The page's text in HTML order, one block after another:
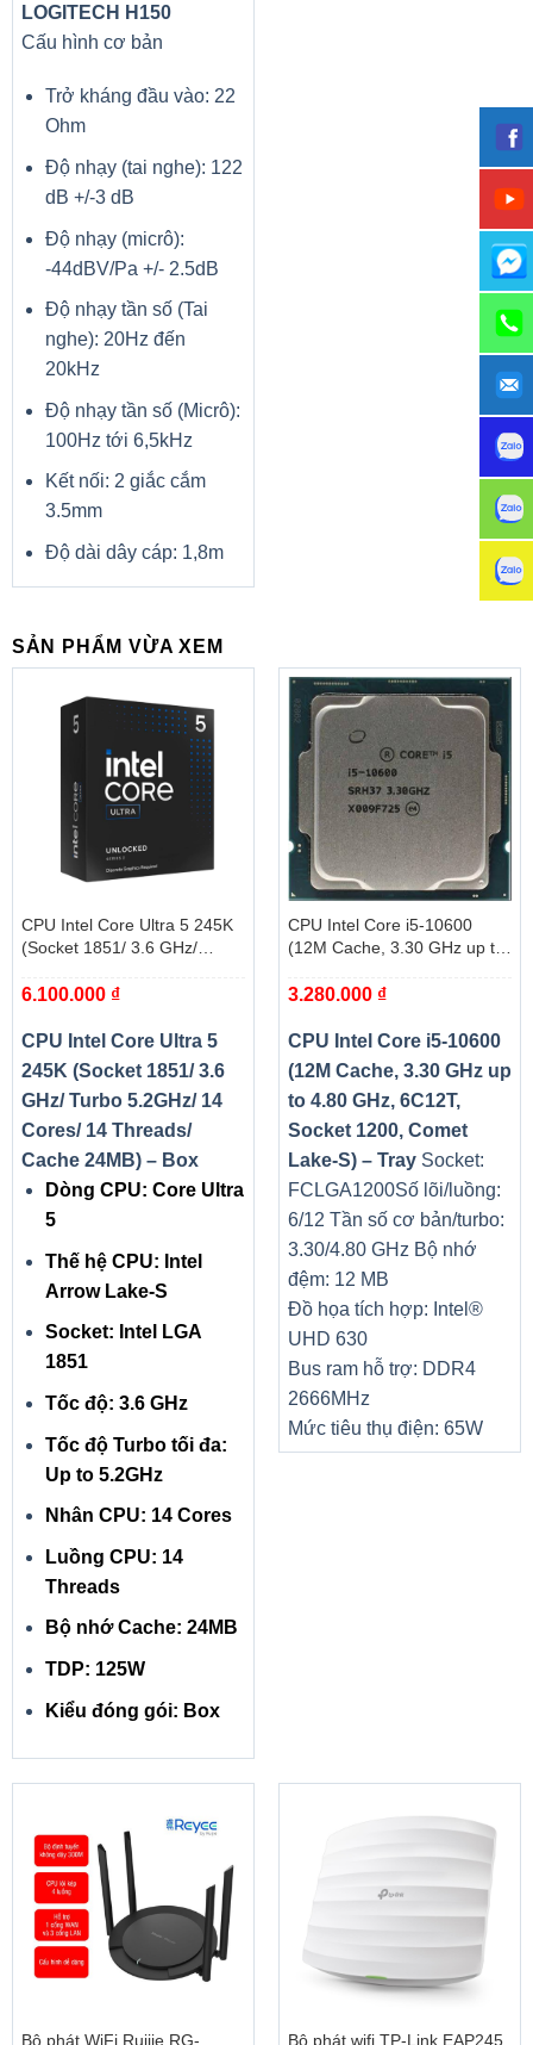
Độ sáng
Màu sắc màn hình
Loa tích hợp
Tương thích VESA
CỔNG KẾT NỐI
D-Sub
VGA
USB
Audio
Khác
Trọng lượng 5.2kg
Dây kèm theo trong hộp HDMI
Phụ kiện kèm theo
Màu sắc vỏ Black
Bluelight Shield
Low dimming
Flicker-less
Comfy View
LOGITECH H150
Cấu hình cơ bản
Trở kháng đầu vào: 22
Ohm
Độ nhạy (tai nghe): 122
dB +/-3 dB
Độ nhạy (micrô):
-44dBV/Pa +/- 2.5dB
Độ nhạy tần số (Tai
nghe): 20Hz đến
20kHz
Độ nhạy tần số (Micrô):
100Hz tới 6,5kHz
Kết nối: 2 giắc cắm
3.5mm
Độ dài dây cáp: 1,8m
SẢN PHẨM VỪA XEM
CPU Intel Core Ultra 5 245K
(Socket 1851/ 3.6 GHz/
Threads/ Cache 24MB) – Box
6.100.000 ₫
CPU Intel Core Ultra 5
245K (Socket 1851/ 3.6
GHz/ Turbo 5.2GHz/ 14
Cores/ 14 Threads/
Cache 24MB) – Box
Dòng CPU: Core Ultra
5
Thế hệ CPU: Intel
Arrow Lake-S
Socket: Intel LGA
1851
Tốc độ: 3.6 GHz
Tốc độ Turbo tối đa:
Up to 5.2GHz
Nhân CPU: 14 Cores
Luồng CPU: 14
Threads
Bộ nhớ Cache: 24MB
TDP: 125W
Kiểu đóng gói: Box
CPU Intel Core i5-10600
(12M Cache, 3.30 GHz up to
1200, Comet Lake-S) – Tray
3.280.000 ₫
CPU Intel Core i5-10600
(12M Cache, 3.30 GHz up
to 4.80 GHz, 6C12T,
Socket 1200, Comet
Lake-S) – Tray Socket:
FCLGA1200Số lõi/luồng:
6/12 Tần số cơ bản/turbo:
3.30/4.80 GHz Bộ nhớ
đệm: 12 MB
Đồ họa tích hợp: Intel®
UHD 630
Bus ram hỗ trợ: DDR4
2666MHz
Mức tiêu thụ điện: 65W
Bộ phát WiFi Ruijie RG- Bộ phát wifi TP-Link EAP245